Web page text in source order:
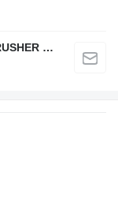
POLYGONMACH ASPHALT CONCRETE CRUSHER SYSTEMS